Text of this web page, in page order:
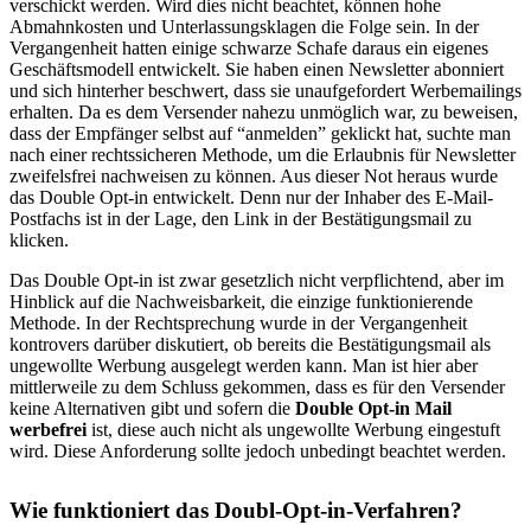
verschickt werden. Wird dies nicht beachtet, können hohe
Abmahnkosten und Unterlassungsklagen die Folge sein. In der
Vergangenheit hatten einige schwarze Schafe daraus ein eigenes
Geschäftsmodell entwickelt. Sie haben einen Newsletter abonniert
und sich hinterher beschwert, dass sie unaufgefordert Werbemailings
erhalten. Da es dem Versender nahezu unmöglich war, zu beweisen,
dass der Empfänger selbst auf “anmelden” geklickt hat, suchte man
nach einer rechtssicheren Methode, um die Erlaubnis für Newsletter
zweifelsfrei nachweisen zu können. Aus dieser Not heraus wurde
das Double Opt-in entwickelt. Denn nur der Inhaber des E-Mail-
Postfachs ist in der Lage, den Link in der Bestätigungsmail zu
klicken.
Das Double Opt-in ist zwar gesetzlich nicht verpflichtend, aber im
Hinblick auf die Nachweisbarkeit, die einzige funktionierende
Methode. In der Rechtsprechung wurde in der Vergangenheit
kontrovers darüber diskutiert, ob bereits die Bestätigungsmail als
ungewollte Werbung ausgelegt werden kann. Man ist hier aber
mittlerweile zu dem Schluss gekommen, dass es für den Versender
keine Alternativen gibt und sofern die Double Opt-in Mail
werbefrei ist, diese auch nicht als ungewollte Werbung eingestuft
wird. Diese Anforderung sollte jedoch unbedingt beachtet werden.
Wie funktioniert das Doubl-Opt-in-Verfahren?